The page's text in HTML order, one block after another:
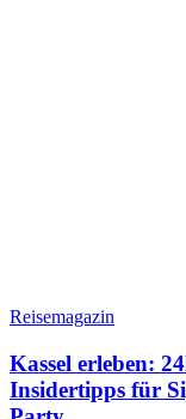
Reisemagazin
Kassel erleben:
Insidertipps für